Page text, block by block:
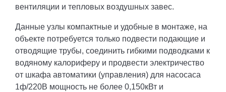
вентиляции и тепловых воздушных завес.
Данные узлы компактные и удобные в монтаже, на
объекте потребуется только подвести подающие и
отводящие трубы, соединить гибкими подводками к
водяному калориферу и продвести электричество
от шкафа автоматики (управления) для насосаса
1ф/220В мощность не более 0,150кВт и